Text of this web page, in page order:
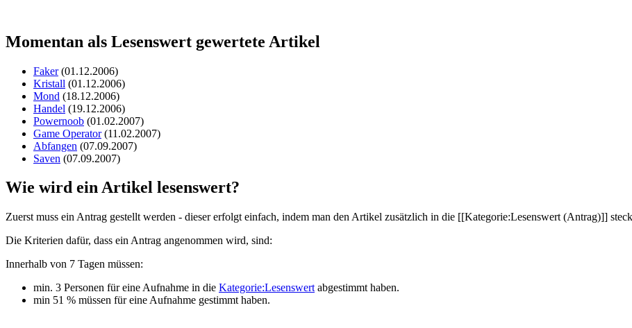
Momentan als Lesenswert gewertete Artikel
Faker(01.12.2006)
Kristall (01.12.2006)
Mond (18.12.2006)
Handel (19.12.2006)
Powernoob (01.02.2007)
Game Operator(11.02.2007)
Abfangen (07.09.2007)
Saven (07.09.2007)
Wie wird ein Artikel lesenswert?
Zuerst muss ein Antrag gestellt werden - dieser erfolgt einfach, indem man den Artikel zusätzlich in die [[Kategorie:Lesenswert (Antrag)]]
Die Kriterien dafür, dass ein Antrag angenommen wird, sind:
Innerhalb von 7 Tagen müssen:
min. 3 Personen für eine Aufnahme in die Kategorie:Lesenswert abgestimmt haben.
min 51 % müssen für eine Aufnahme gestimmt haben.